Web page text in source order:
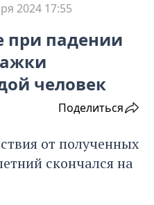
2024 17:55
при падении
человек
Поделиться
от полученных
скончался на